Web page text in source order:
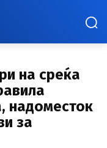
на среќа
надоместок
за